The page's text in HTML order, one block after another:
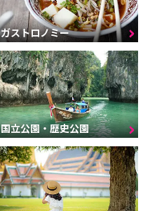
ガストロノミー
国立公園・歴史公園